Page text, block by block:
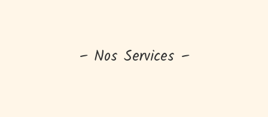
– Nos Services –